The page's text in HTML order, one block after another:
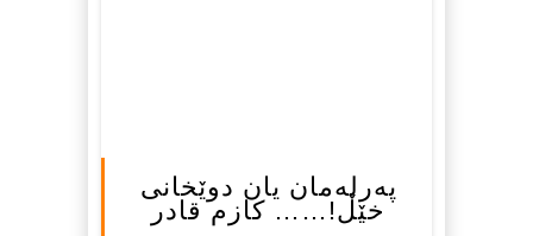
په‌رله‌مان یان دوێخانی
خێڵ!…… کازم قادر